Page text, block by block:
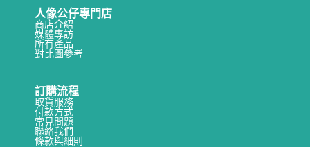
人像公仔專門店
商店介紹
媒體專訪
所有產品
對比圖參考
訂購流程
取貨服務
付款方式
常見問題
聯絡我們
條款與細則